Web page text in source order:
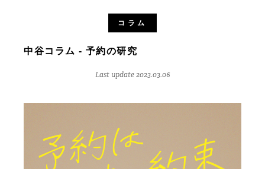
コラム
中谷コラム - 予約の研究
Last update 2023.03.06